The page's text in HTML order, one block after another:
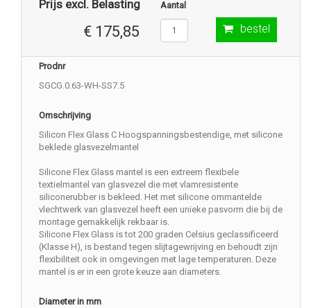
Prijs excl. Belasting
€ 175,85
Aantal
bestel
Prodnr
SGCG.0.63-WH-SS7.5
Omschrijving
Silicon Flex Glass C Hoogspanningsbestendige, met silicone
beklede glasvezelmantel
Silicone Flex Glass mantel is een extreem flexibele
textielmantel van glasvezel die met vlamresistente
siliconerubber is bekleed. Het met silicone ommantelde
vlechtwerk van glasvezel heeft een unieke pasvorm die bij de
montage gemakkelijk rekbaar is.
Silicone Flex Glass is tot 200 graden Celsius geclassificeerd
(Klasse H), is bestand tegen slijtagewrijving en behoudt zijn
flexibiliteit ook in omgevingen met lage temperaturen. Deze
mantel is er in een grote keuze aan diameters.
Diameter in mm